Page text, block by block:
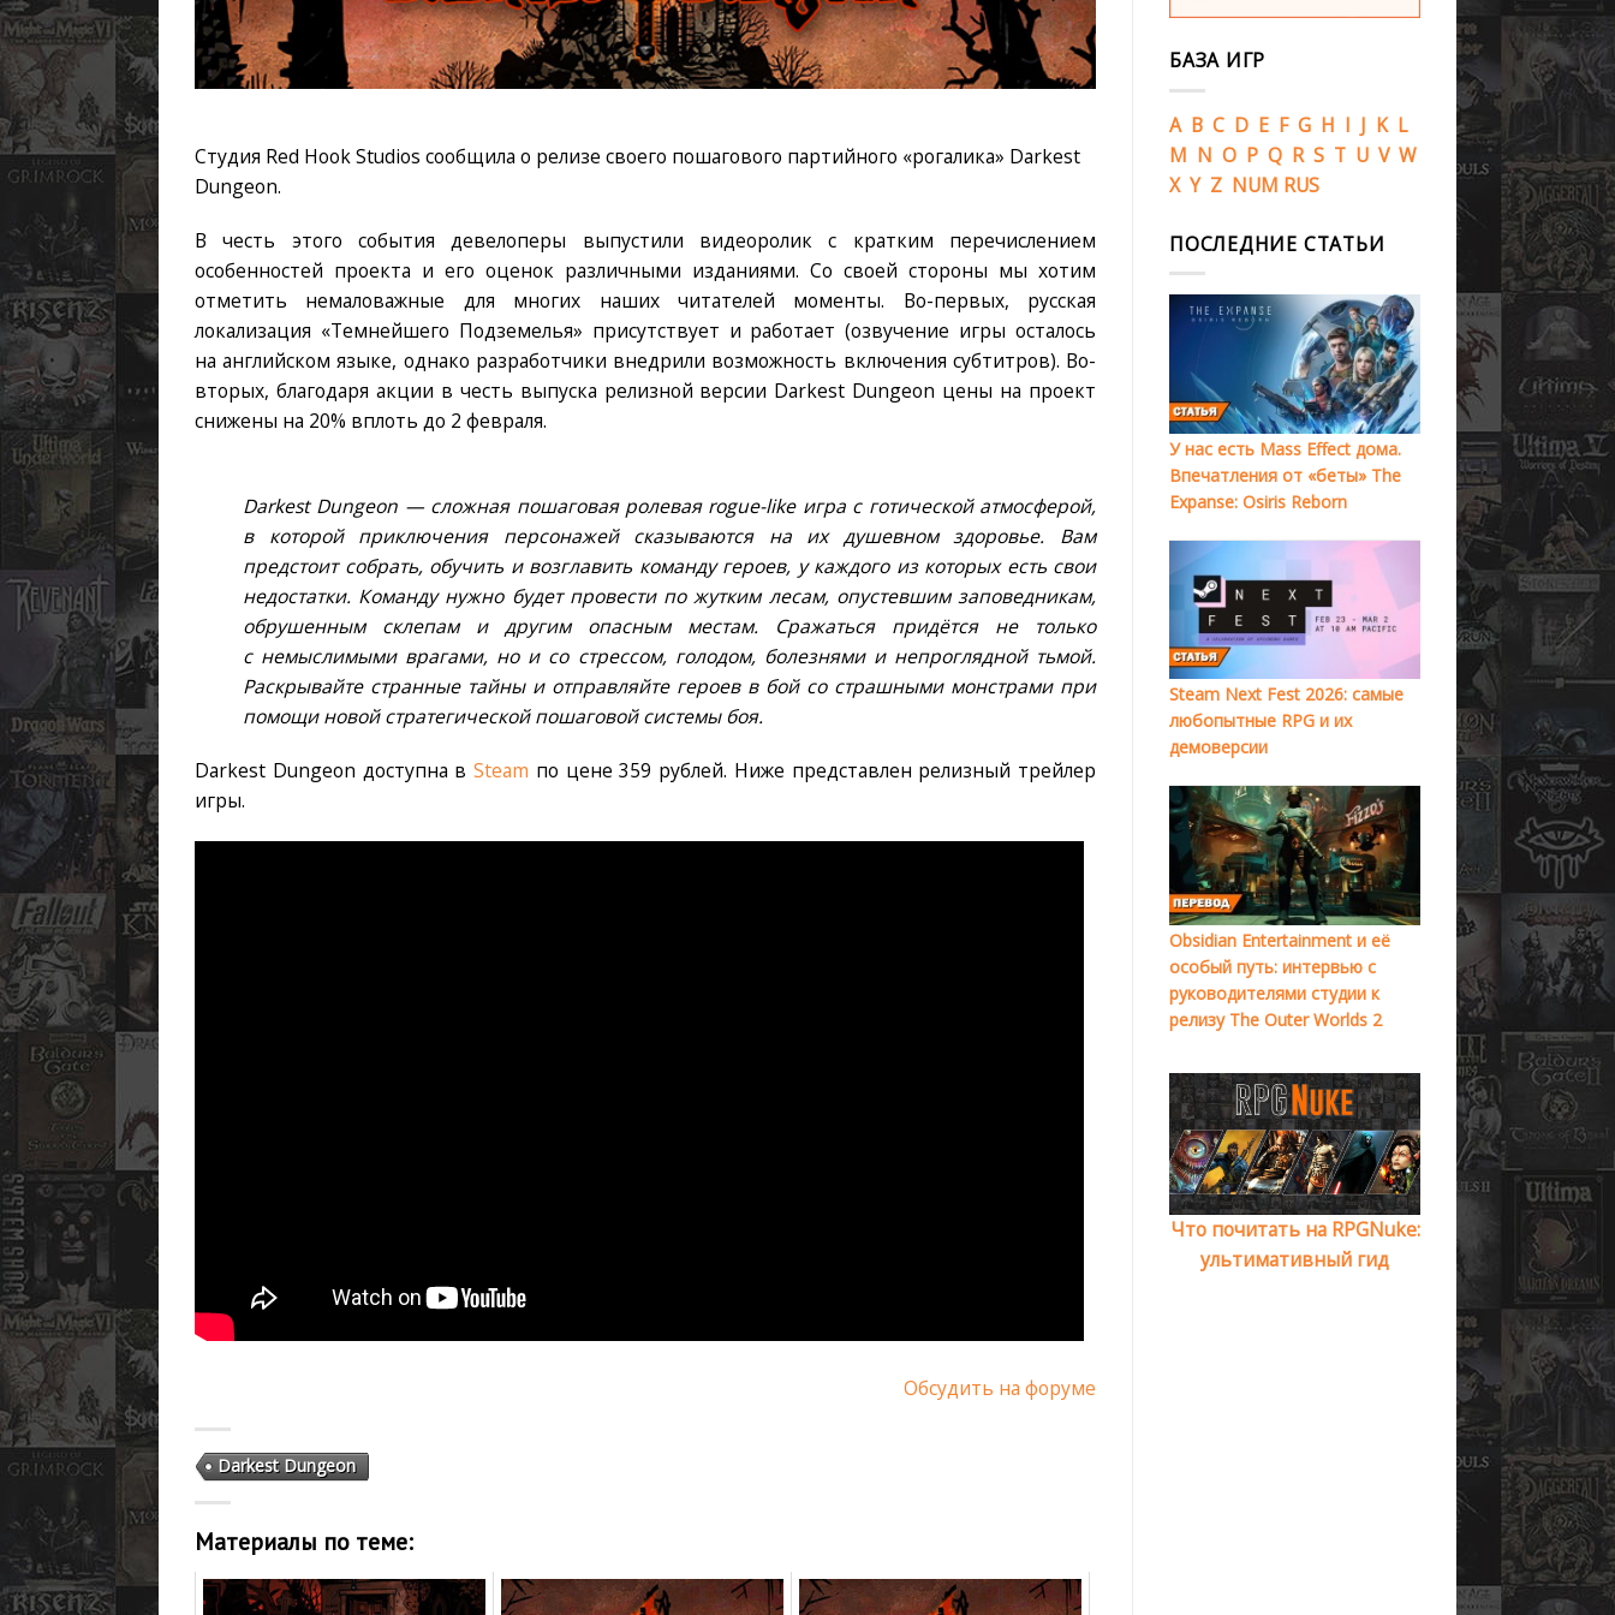
Студия Red Hook Studios сообщила о релизе своего пошагового партийного «рогалика» Darkest
Dungeon.
В честь этого события девелоперы выпустили видеоролик с кратким перечислением
особенностей проекта и его оценок различными изданиями. Со своей стороны мы хотим
отметить немаловажные для многих наших читателей моменты. Во-первых, русская
локализация «Темнейшего Подземелья» присутствует и работает (озвучение игры осталось
на английском языке, однако разработчики внедрили возможность включения субтитров). Во-
вторых, благодаря акции в честь выпуска релизной версии Darkest Dungeon цены на проект
снижены на 20% вплоть до 2 февраля.
Darkest Dungeon — сложная пошаговая ролевая rogue-like игра с готической атмосферой,
в которой приключения персонажей сказываются на их душевном здоровье. Вам
предстоит собрать, обучить и возглавить команду героев, у каждого из которых есть свои
недостатки. Команду нужно будет провести по жутким лесам, опустевшим заповедникам,
обрушенным склепам и другим опасным местам. Сражаться придётся не только
с немыслимыми врагами, но и со стрессом, голодом, болезнями и непроглядной тьмой.
Раскрывайте странные тайны и отправляйте героев в бой со страшными монстрами при
помощи новой стратегической пошаговой системы боя.
Darkest Dungeon доступна в Steam по цене 359 рублей. Ниже представлен релизный трейлер
игры.
Обсудить на форуме
Darkest Dungeon
Материалы по теме:
БАЗА ИГР
A B C D E F G H I J K L
M N O P Q R S T U V W
X Y Z NUM RUS
ПОСЛЕДНИЕ СТАТЬИ
У нас есть Mass Effect дома.
Впечатления от «беты» The
Expanse: Osiris Reborn
Steam Next Fest 2026: самые
любопытные RPG и их
демоверсии
Obsidian Entertainment и её
особый путь: интервью с
руководителями студии к
релизу The Outer Worlds 2
Что почитать на RPGNuke:
ультимативный гид